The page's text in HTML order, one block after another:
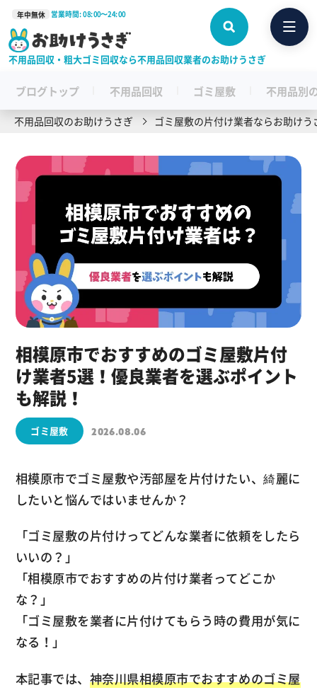
年中無休 営業時間: 08:00〜24:00
不用品回収・粗大ゴミ回収なら不用品回収業者のお助けうさぎ
ブログトップ 不用品回収 ゴミ屋敷 不用品別
不用品回収のお助けうさぎ ゴミ屋敷の片付け業者ならお助けう
相模原市でおすすめのゴミ屋敷片付
け業者5選！優良業者を選ぶポイント
も解説！
ゴミ屋敷 2026.08.06
相模原市でゴミ屋敷や汚部屋を片付けたい、綺麗に
したいと悩んではいませんか？
「ゴミ屋敷の片付けってどんな業者に依頼をしたら
いいの？」
「相模原市でおすすめの片付け業者ってどこか
な？」
「ゴミ屋敷を業者に片付けてもらう時の費用が気に
なる！」
本記事では、 神奈川県相模原市でおすすめのゴミ屋